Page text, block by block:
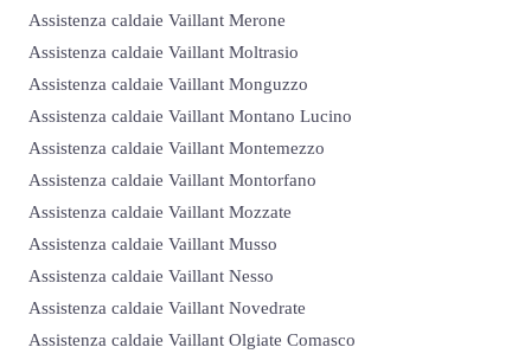
Assistenza caldaie Vaillant Merone
Assistenza caldaie Vaillant Moltrasio
Assistenza caldaie Vaillant Monguzzo
Assistenza caldaie Vaillant Montano Lucino
Assistenza caldaie Vaillant Montemezzo
Assistenza caldaie Vaillant Montorfano
Assistenza caldaie Vaillant Mozzate
Assistenza caldaie Vaillant Musso
Assistenza caldaie Vaillant Nesso
Assistenza caldaie Vaillant Novedrate
Assistenza caldaie Vaillant Olgiate Comasco